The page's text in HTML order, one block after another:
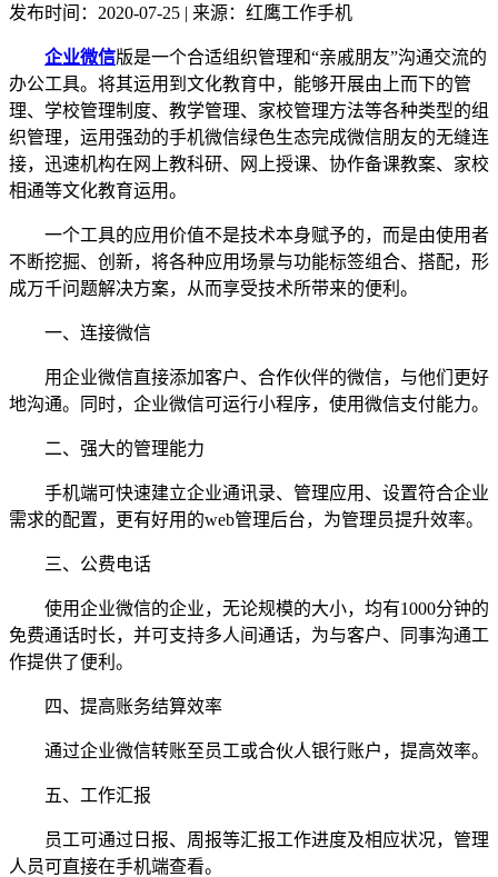
发布时间：2020-07-25 | 来源：红鹰工作手机
企业微信版是一个合适组织管理和“亲戚朋友”沟通交流的
办公工具。将其运用到文化教育中，能够开展由上而下的管
理、学校管理制度、教学管理、家校管理方法等各种类型的组
织管理，运用强劲的手机微信绿色生态完成微信朋友的无缝连
接，迅速机构在网上教科研、网上授课、协作备课教案、家校
相通等文化教育运用。
一个工具的应用价值不是技术本身赋予的，而是由使用者
不断挖掘、创新，将各种应用场景与功能标签组合、搭配，形
成万千问题解决方案，从而享受技术所带来的便利。
一、连接微信
用企业微信直接添加客户、合作伙伴的微信，与他们更好
地沟通。同时，企业微信可运行小程序，使用微信支付能力。
二、强大的管理能力
手机端可快速建立企业通讯录、管理应用、设置符合企业
需求的配置，更有好用的web管理后台，为管理员提升效率。
三、公费电话
使用企业微信的企业，无论规模的大小，均有1000分钟的
免费通话时长，并可支持多人间通话，为与客户、同事沟通工
作提供了便利。
四、提高账务结算效率
通过企业微信转账至员工或合伙人银行账户，提高效率。
五、工作汇报
员工可通过日报、周报等汇报工作进度及相应状况，管理
人员可直接在手机端查看。